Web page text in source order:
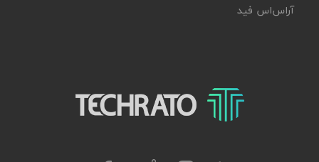
آر‌اس‌اس فید
تکراتو – زندگی با تکنولوژی